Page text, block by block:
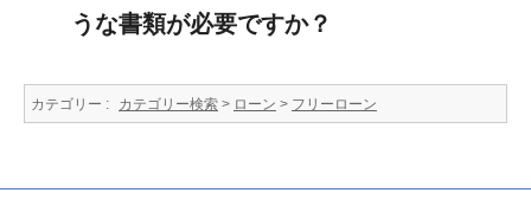
うな書類が必要ですか？
カテゴリー : カテゴリー検索 > ローン > フリーローン